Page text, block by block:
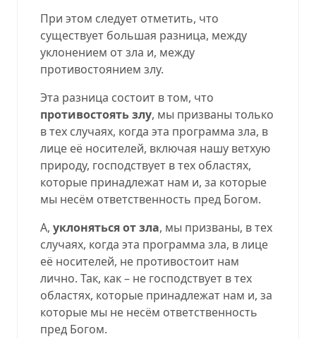
При этом следует отметить, что
существует большая разница, между
уклонением от зла и, между
противостоянием злу.
Эта разница состоит в том, что
противостоять злу, мы призваны только
в тех случаях, когда эта программа зла, в
лице её носителей, включая нашу ветхую
природу, господствует в тех областях,
которые принадлежат нам и, за которые
мы несём ответственность пред Богом.
А, уклоняться от зла, мы призваны, в тех
случаях, когда эта программа зла, в лице
её носителей, не противостоит нам
лично. Так, как – не господствует в тех
областях, которые принадлежат нам и, за
которые мы не несём ответственность
пред Богом.